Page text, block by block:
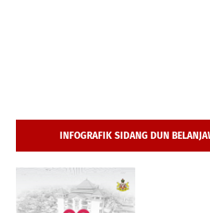
INFOGRAFIK SIDANG DUN